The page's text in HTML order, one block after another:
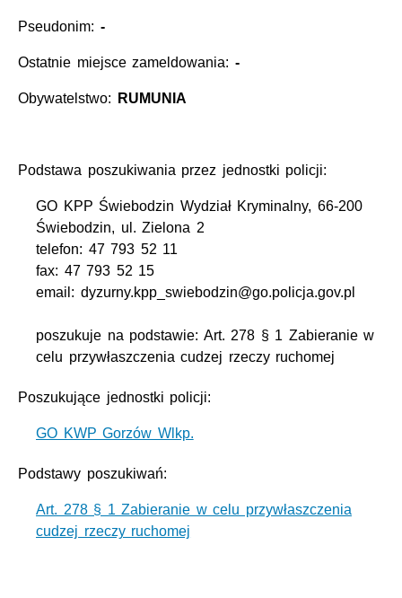
Pseudonim: -
Ostatnie miejsce zameldowania: -
Obywatelstwo: RUMUNIA
Podstawa poszukiwania przez jednostki policji:
GO KPP Świebodzin Wydział Kryminalny, 66-200
Świebodzin, ul. Zielona 2
telefon: 47 793 52 11
fax: 47 793 52 15
email: dyzurny.kpp_swiebodzin@go.policja.gov.pl
poszukuje na podstawie: Art. 278 § 1 Zabieranie w
celu przywłaszczenia cudzej rzeczy ruchomej
Poszukujące jednostki policji:
GO KWP Gorzów Wlkp.
Podstawy poszukiwań:
Art. 278 § 1 Zabieranie w celu przywłaszczenia
cudzej rzeczy ruchomej